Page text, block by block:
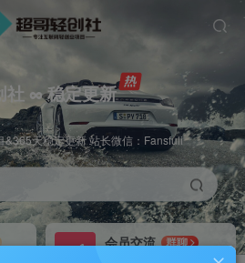
社 ∞ 稳定更新
&365天稳定更新 站长微信：Fansfuli
会员交流
群聊